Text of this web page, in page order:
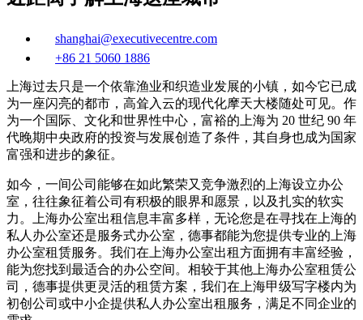
shanghai@executivecentre.com
+86 21 5060 1886
上海过去只是一个依靠渔业和织造业发展的小镇，如今它已成
为一座闪亮的都市，高耸入云的现代化摩天大楼随处可见。作
为一个国际、文化和世界性中心，富裕的上海为 20 世纪 90 年
代晚期中央政府的投资与发展创造了条件，其自身也成为国家
富强和进步的象征。
如今，一间公司能够在如此繁荣又竞争激烈的上海设立办公
室，往往象征着公司有积极的眼界和愿景，以及扎实的软实
力。上海办公室出租信息丰富多样，无论您是在寻找在上海的
私人办公室还是服务式办公室，德事都能为您提供专业的上海
办公室租赁服务。我们在上海办公室出租方面拥有丰富经验，
能为您找到最适合的办公空间。相较于其他上海办公室租赁公
司，德事提供更灵活的租赁方案，我们在上海甲级写字楼内为
初创公司或中小企提供私人办公室出租服务，满足不同企业的